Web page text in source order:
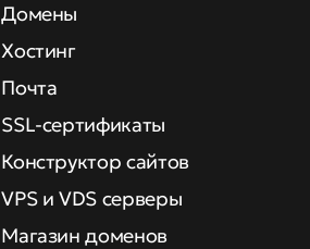
Домены
Хостинг
Почта
SSL-сертификаты
Конструктор сайтов
VPS и VDS серверы
Магазин доменов